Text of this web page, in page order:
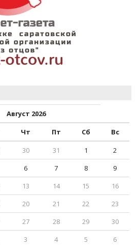
Август 2026
Чт Пт Сб
Вс
30 31 1
2
6 7 8
9
13 14 15
16
20 21 22
23
27 28 29
30
3 4 5 6